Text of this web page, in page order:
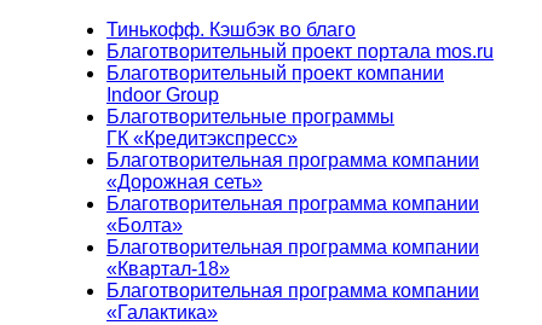
Тинькофф. Кэшбэк во благо
Благотворительный проект портала mos.ru
Благотворительный проект компании
Indoor Group
Благотворительные программы
ГК «Кредитэкспресс»
Благотворительная программа компании
«Дорожная сеть»
Благотворительная программа компании
«Болта»
Благотворительная программа компании
«Квартал-18»
Благотворительная программа компании
«Галактика»